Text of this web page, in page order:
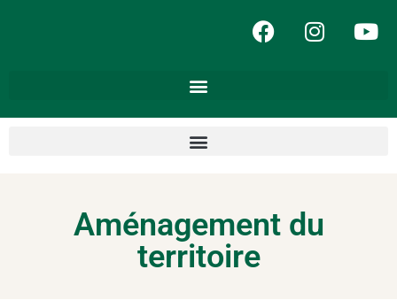
Aménagement du
territoire